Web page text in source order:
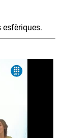
esfèriques.